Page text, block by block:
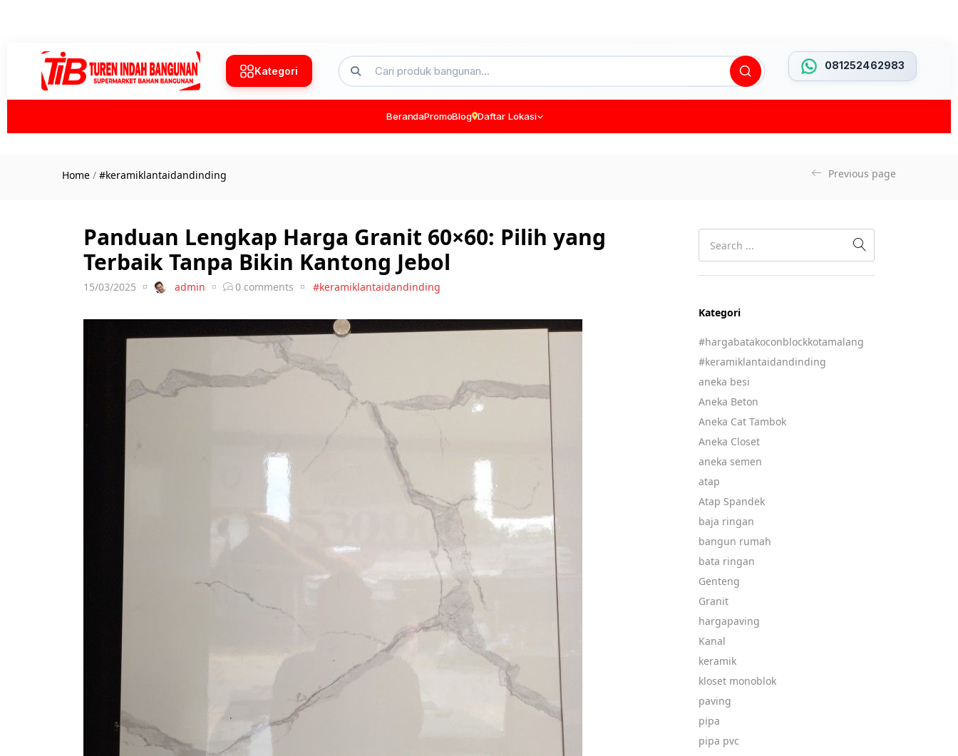
Kategori 081252462983
BerandaPromoBlog Daftar Lokasi
Home / #keramiklantaidandinding Previous page
Kategori
#hargabatakoconblockkotamalang
#keramiklantaidandinding
aneka besi
Aneka Beton
Aneka Cat Tambok
Aneka Closet
aneka semen
atap
Atap Spandek
baja ringan
bangun rumah
bata ringan
Genteng
Granit
hargapaving
Kanal
keramik
kloset monoblok
paving
pipa
pipa pvc
Panduan Lengkap Harga Granit 60×60: Pilih yang
Terbaik Tanpa Bikin Kantong Jebol
15/03/2025 admin 0 comments #keramiklantaidandinding